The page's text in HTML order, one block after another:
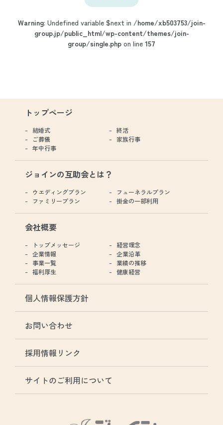
Warning: Undefined variable $next in /home/xb503753/join-
group.jp/public_html/wp-content/themes/join-
group/single.php on line 157
トップページ
結婚式
終活
ご葬儀
家族行事
年中行事
ジョインの互助会とは？
ウエディングプラン
フューネラルプラン
ファミリープラン
掛金の一部利用
会社概要
トップメッセージ
経営理念
企業情報
企業沿革
事業一覧
業績の推移
福利厚生
健康経営
個人情報保護方針
お問い合わせ
採用情報リンク
サイトのご利用について